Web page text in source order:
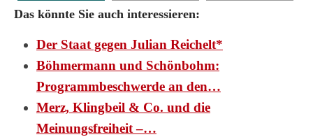
Das könnte Sie auch interessieren:
Der Staat gegen Julian Reichelt*
Böhmermann und Schönbohm:
Programmbeschwerde an den…
Merz, Klingbeil & Co. und die
Meinungsfreiheit –…